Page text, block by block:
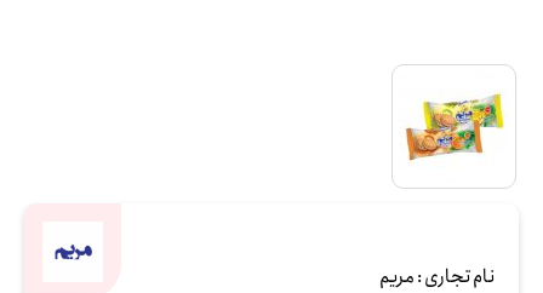
نام تجاری :مریم